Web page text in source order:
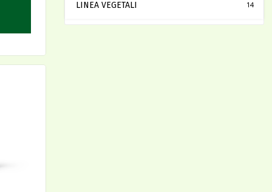
LINEA VEGETALI 14